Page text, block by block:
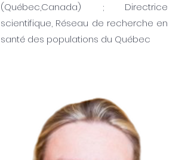
(Québec,Canada) ; Directrice
scientifique, Réseau de recherche en
santé des populations du Québec